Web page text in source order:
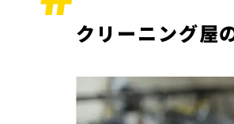
クリーニング屋